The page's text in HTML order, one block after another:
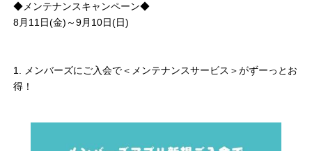
◆メンテナンスキャンペーン◆
8月11日(金)～9月10日(日)
1. メンバーズにご入会で＜メンテナンスサービス＞がずーっとお
得！